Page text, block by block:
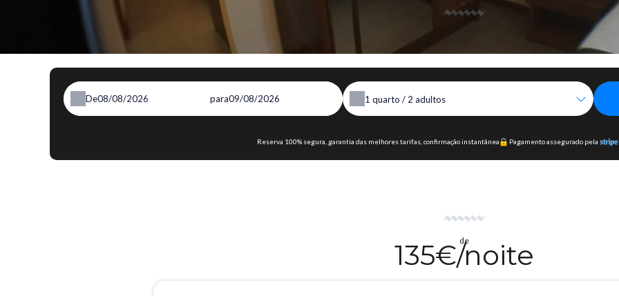
De para 1 quarto / 2 adultos
Reserva 100% segura, garantia das melhores tarifas, confirmação instantânea Pagamento assegurado pela
de
135€/noite